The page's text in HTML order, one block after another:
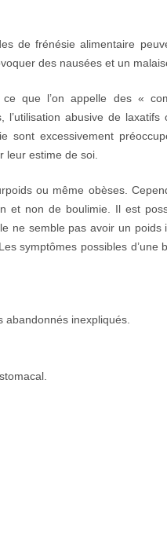
de frénésie alimentaire
des nausées et un
que l’on appelle des «
abusive de laxatifs
sont excessivement
leur estime de soi.
ou même obèses.
et non de boulimie. Il est
ne semble pas avoir un poids
symptômes possibles d’une
inexpliqués.